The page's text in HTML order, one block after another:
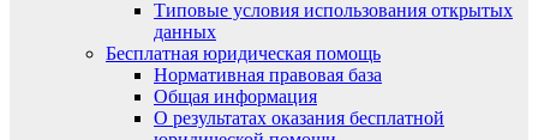
Типовые условия использования открытых
данных
Бесплатная юридическая помощь
Нормативная правовая база
Общая информация
О результатах оказания бесплатной